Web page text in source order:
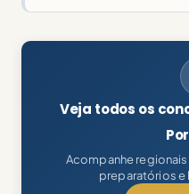
Veja todos os
Acompanhe
preparatórios